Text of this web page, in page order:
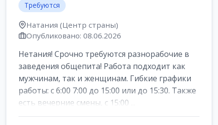
Требуются
Натания (Центр страны)
Опубликовано: 08.06.2026
Нетания! Срочно требуются разнорабочие в
заведения общепита! Работа подходит как
мужчинам, так и женщинам. Гибкие графики
работы: с 6:00 7:00 до 15:00 или до 15:30. Также
есть вечерние смены, с 15:00 ...